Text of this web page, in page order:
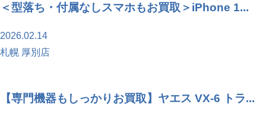
＜型落ち・付属なしスマホもお買取＞iPhone 1...
2026.02.14
札幌 厚別店
【専門機器もしっかりお買取】ヤエス VX-6 トラ...